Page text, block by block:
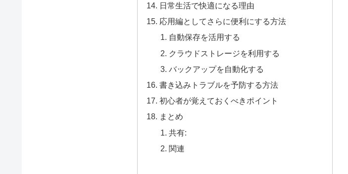
日常生活で快適になる理由
応用編としてさらに便利にする方法
自動保存を活用する
クラウドストレージを利用する
バックアップを自動化する
書き込みトラブルを予防する方法
初心者が覚えておくべきポイント
まとめ
共有:
関連